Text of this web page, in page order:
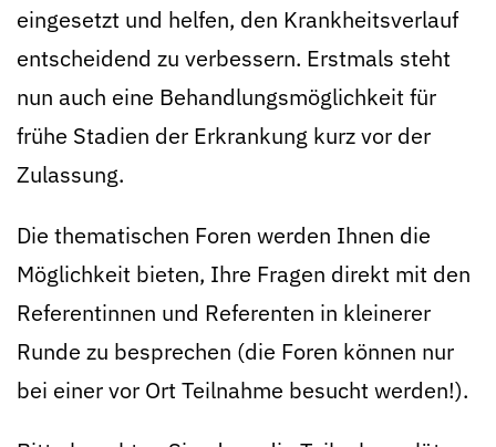
eingesetzt und helfen, den Krankheitsverlauf
entscheidend zu verbessern. Erstmals steht
nun auch eine Behandlungsmöglichkeit für
frühe Stadien der Erkrankung kurz vor der
Zulassung.
Die thematischen Foren werden Ihnen die
Möglichkeit bieten, Ihre Fragen direkt mit den
Referentinnen und Referenten in kleinerer
Runde zu besprechen (die Foren können nur
bei einer vor Ort Teilnahme besucht werden!).